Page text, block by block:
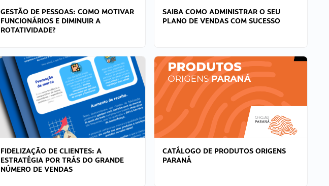
GESTÃO DE PESSOAS: COMO MOTIVAR
FUNCIONÁRIOS E DIMINUIR A
ROTATIVIDADE?
SAIBA COMO ADMINISTRAR O SEU
PLANO DE VENDAS COM SUCESSO
FIDELIZAÇÃO DE CLIENTES: A
ESTRATÉGIA POR TRÁS DO GRANDE
NÚMERO DE VENDAS
CATÁLOGO DE PRODUTOS ORIGENS
PARANÁ